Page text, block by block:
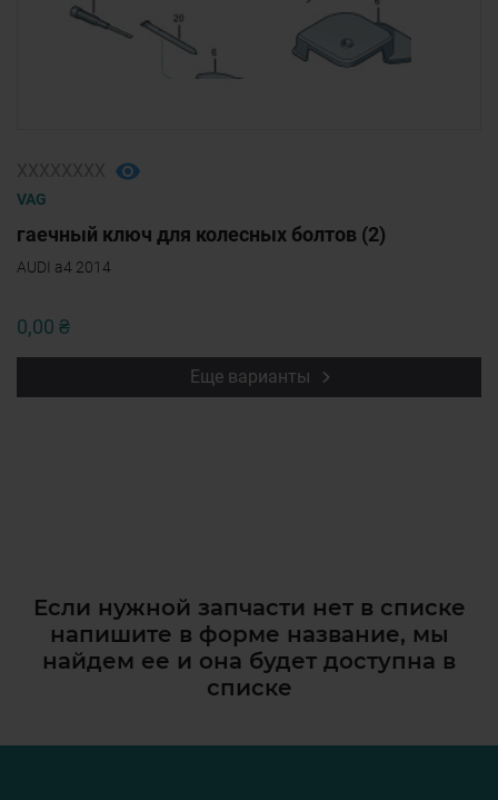
VAG
гаечный ключ для колесных болтов (2)
AUDI a4 2014
0,00 ₴
Еще варианты
Если нужной запчасти нет в списке
напишите в форме название, мы
найдем ее и она будет доступна в
списке